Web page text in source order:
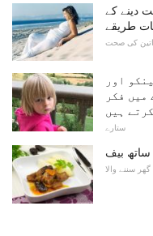
دینے کے
طریقے
کی صحت
اور
فکر
کرتے ہیں
ستارے
بیف
گھر سننے والا